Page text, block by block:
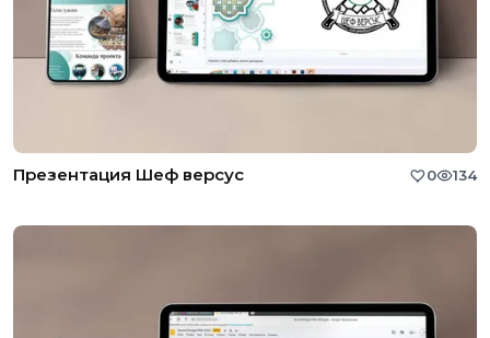
Презентация Шеф версус 0 134